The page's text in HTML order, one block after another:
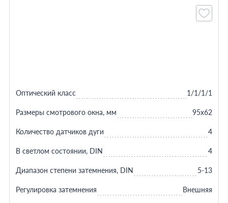
Оптический класс 1/1/1/1
Размеры смотрового окна, мм 95x62
Количество датчиков дуги 4
В светлом состоянии, DIN 4
Диапазон степени затемнения, DIN 5-13
Регулировка затемнения Внешняя